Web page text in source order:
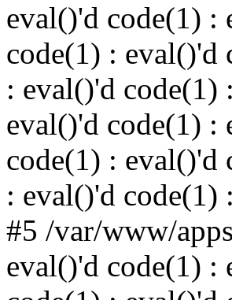
eval()'d code(1) :
code(1) : eval()'d
: eval()'d code(1)
eval()'d code(1) :
code(1) : eval()'d
: eval()'d code(1)
#5 /var/www/
eval()'d code(1) :